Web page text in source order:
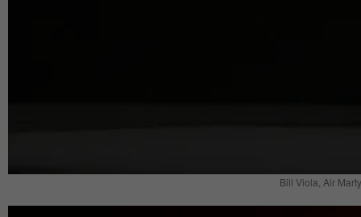
Bill Viola, Air